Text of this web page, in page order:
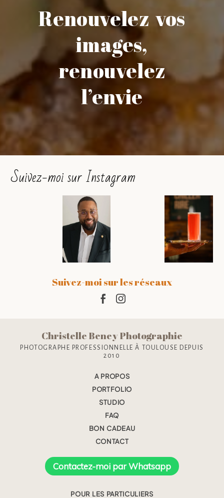
Renouvelez vos
images,
renouvelez
l’envie
Suivez-moi sur Instagram
Suivez-moi sur les réseaux
Christelle Beney Photographie
PHOTOGRAPHE PROFESSIONNELLE À TOULOUSE DEPUIS
2010
A PROPOS
PORTFOLIO
STUDIO
FAQ
BON CADEAU
CONTACT
Contactez-moi par Whatsapp
POUR LES PARTICULIERS